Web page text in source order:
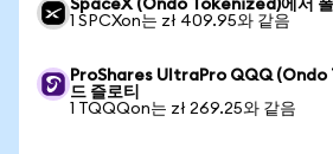
SpaceX (Ondo Tokenized)에서 폴
1 SPCXon는 zł 409.95와 같음
ProShares UltraPro QQQ (Ondo
드 즐로티
1 TQQQon는 zł 269.25와 같음